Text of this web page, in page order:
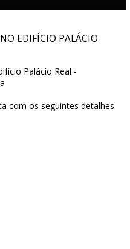
EDIFÍCIO PALÁCIO
Palácio Real -
com os seguintes detalhes